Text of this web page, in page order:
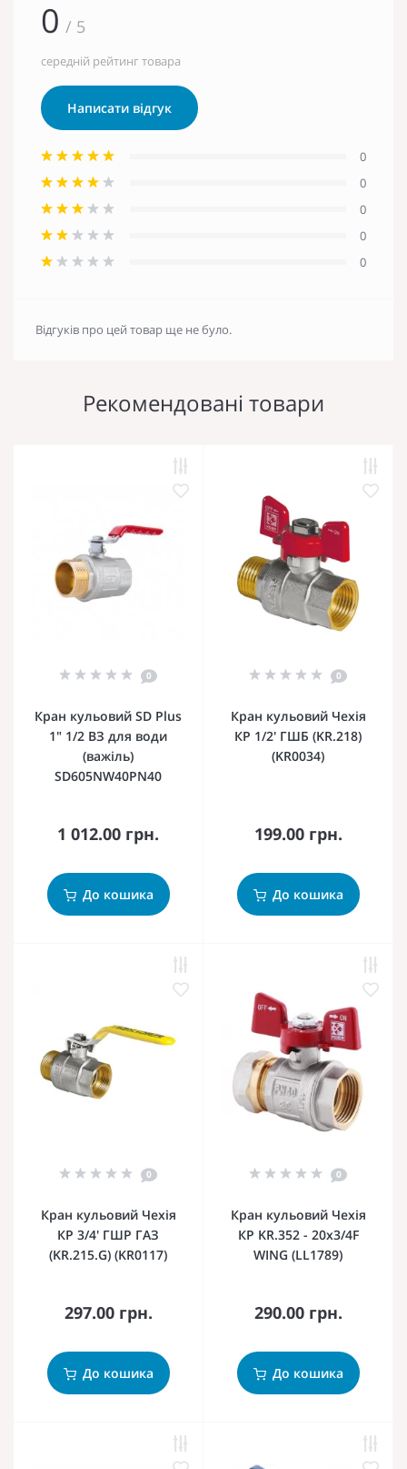
0 / 5
середній рейтинг товара
Написати відгук
0
0
0
0
0
Відгуків про цей товар ще не було.
Рекомендовані товари
0
Кран кульовий SD Plus
1" 1/2 ВЗ для води
(важіль)
SD605NW40PN40
1 012.00 грн.
До кошика
0
Кран кульовий Чехія
КР 1/2' ГШБ (KR.218)
(KR0034)
199.00 грн.
До кошика
0
Кран кульовий Чехія
КР 3/4' ГШР ГАЗ
(KR.215.G) (KR0117)
297.00 грн.
До кошика
0
Кран кульовий Чехія
КР KR.352 - 20x3/4F
WING (LL1789)
290.00 грн.
До кошика